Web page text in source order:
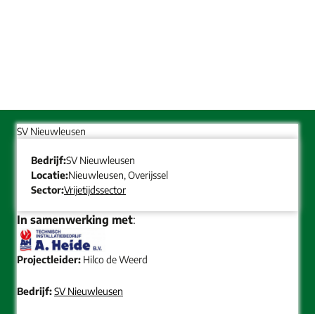
SV Nieuwleusen
Bedrijf:SV Nieuwleusen
Locatie:Nieuwleusen, Overijssel
Sector:Vrijetijdssector
In samenwerking met:
Projectleider: Hilco de Weerd
Bedrijf:SV Nieuwleusen